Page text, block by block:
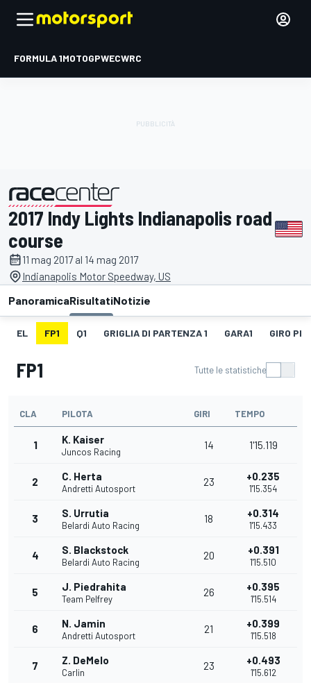
FORMULA 1MOTOGPWECWRC
presentato da
2017 Indy Lights Indianapolis road
course
11 mag 2017 al 14 mag 2017
Indianapolis Motor Speedway, US
PanoramicaRisultatiNotizie
EL FP1 Q1 GRIGLIA DI PARTENZA 1 GARA1 GIRO PIÙ
FP1 Tutte le statistiche
CLA PILOTA GIRI TEMPO
1 K. Kaiser
Juncos Racing
14 1'15.119
2 C. Herta
Andretti Autosport
23 +0.235
1'15.354
3 S. Urrutia
Belardi Auto Racing
18 +0.314
1'15.433
4 S. Blackstock
Belardi Auto Racing
20 +0.391
1'15.510
5 J. Piedrahita
Team Pelfrey
26 +0.395
1'15.514
6 N. Jamin
Andretti Autosport
21 +0.399
1'15.518
7 Z. DeMelo
Carlin
23 +0.493
1'15.612